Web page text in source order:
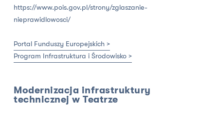
https://www.pois.gov.pl/strony/zglaszanie-
nieprawidlowosci/
Portal Funduszy Europejskich >
Program Infrastruktura i Środowisko >
Modernizacja infrastruktury
technicznej w Teatrze